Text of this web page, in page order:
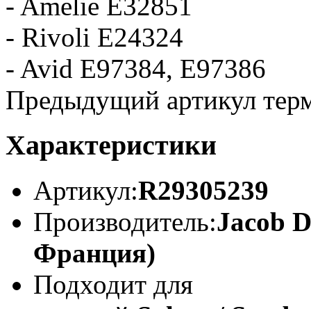
- Amelie E32851
- Rivoli E24324
- Avid E97384, E97386
Предыдущий артикул
Характеристики
Артикул:R29305239
Производитель:Jacob
Франция)
Подходит для